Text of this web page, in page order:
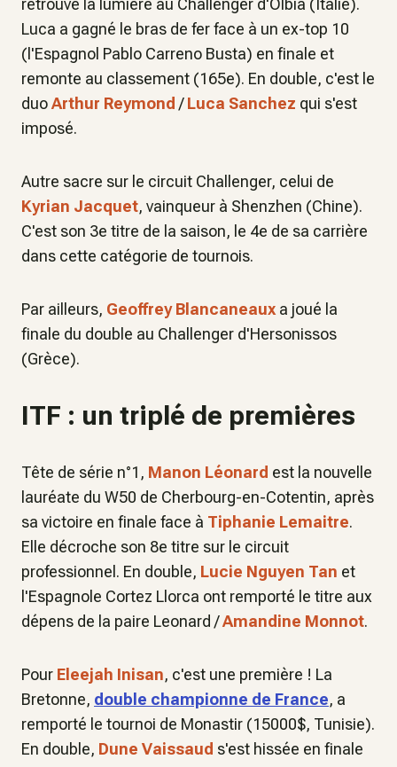
retrouvé la lumière au Challenger d'Olbia (Italie).
Luca a gagné le bras de fer face à un ex-top 10
(l'Espagnol Pablo Carreno Busta) en finale et
remonte au classement (165e). En double, c'est le
duoArthur Reymond /Luca Sanchez qui s'est
imposé.
Autre sacre sur le circuit Challenger, celui de
Kyrian Jacquet, vainqueur à Shenzhen (Chine).
C'est son 3e titre de la saison, le 4e de sa carrière
dans cette catégorie de tournois.
Par ailleurs, Geoffrey Blancaneaux a joué la
finale du double au Challenger d'Hersonissos
(Grèce).
ITF : un triplé de premières
Tête de série n°1, Manon Léonard est la nouvelle
lauréate du W50 de Cherbourg-en-Cotentin, après
sa victoire en finale face à Tiphanie Lemaitre.
Elle décroche son 8e titre sur le circuit
professionnel. En double, Lucie Nguyen Tan et
l'Espagnole Cortez Llorca ont remporté le titre aux
dépens de la paire Leonard /Amandine Monnot.
Pour Eleejah Inisan, c'est une première ! La
Bretonne, double championne de France, a
remporté le tournoi de Monastir (15000$, Tunisie).
En double, Dune Vaissaud s'est hissée en finale